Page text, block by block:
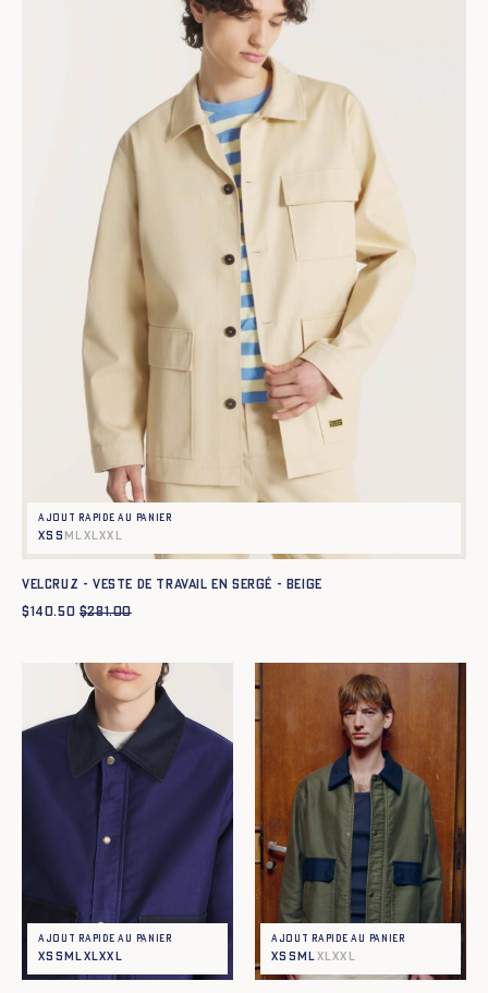
Ajout rapide au panier
XS S M XLXXL
VELCRUZ - VESTE DE TRAVAIL EN SERGÉ - BEIGE
$140.50 $281.00
Ajout rapide au panier
XS S M L XLXXL
Ajout rapide au panier
XS S M L XLXXL